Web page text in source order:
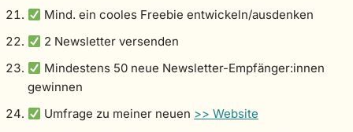
Mind. ein cooles Freebie entwickeln/ausdenken
2 Newsletter versenden
Mindestens 50 neue Newsletter-Empfänger:innen
gewinnen
Umfrage zu meiner neuen >> Website